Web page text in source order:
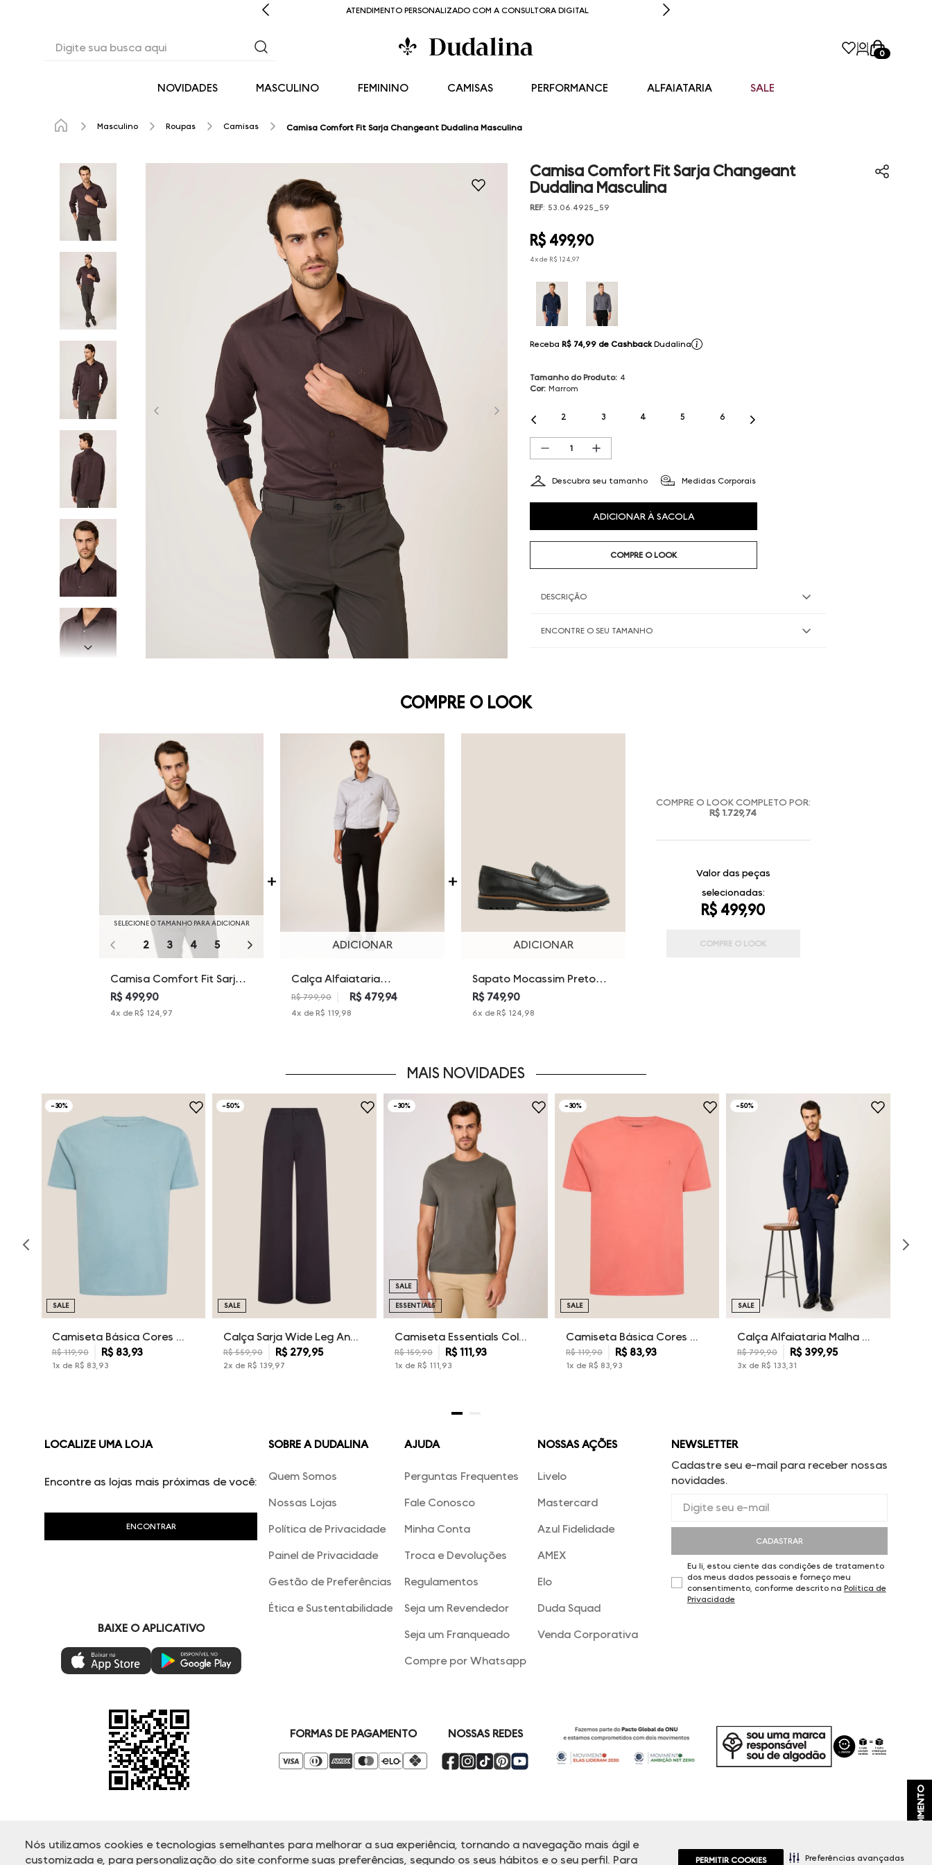
Nós utilizamos cookies e tecnologias semelhantes para melhorar a sua experiência, tornando a navegação mais ágil e
customizada e, para personalização do site conforme suas preferências, segundo os seus hábitos e o seu perfil. Para
PERMITIR COOKIES Preferências avançadas
ATENDIMENTO PERSONALIZADO COM A CONSULTORA DIGITAL
0
NOVIDADES MASCULINO FEMININO CAMISAS PERFORMANCE ALFAIATARIA SALE
ATENDIMENTO
Masculino Roupas Camisas Camisa Comfort Fit Sarja Changeant Dudalina Masculina
Camisa Comfort Fit Sarja Changeant
Dudalina Masculina
REF: 53.06.4925_59
R$ 499,90
4x de R$ 124,97
Receba R$ 74,99 de Cashback Dudalina
Tamanho do Produto: 4
Cor: Marrom
2 3 4 5 6
Descubra seu tamanho Medidas Corporais
ADICIONAR À SACOLA
COMPRE O LOOK
DESCRIÇÃO
ENCONTRE O SEU TAMANHO
COMPRE O LOOK
SELECIONE O TAMANHO PARA ADICIONAR
2 3 4 5
Camisa Comfort Fit Sarja
Changeant Dudalina
Masculina
R$ 499,90
4x de R$ 124,97
ADICIONAR
Calça Alfaiataria
Performance Uv+Stretch
Dudalina Masculina
R$ 799,90 R$ 479,94
4x de R$ 119,98
ADICIONAR
Sapato Mocassim Preto
Dudalina Masculino
R$ 749,90
6x de R$ 124,98
COMPRE O LOOK COMPLETO POR:
R$ 1.729,74
Valor das peças
selecionadas:
R$ 499,90
COMPRE O LOOK
MAIS NOVIDADES
-30%
Camiseta Básica Cores Dudalina Masculina
R$ 119,90 R$ 83,93
1x de R$ 83 93
SALE
-50%
Calça Sarja Wide Leg Ana Dudalina Feminina
R$ 559,90 R$ 279,95
2x de R$ 139, 97
SALE
-30%
Camiseta Essentials Color Dudalina Masculina
R$ 159,90 R$111,93
1x de R$ 111 93
SALE
ESSENTIALS
-30%
Camiseta Básica Cores Dudalina Masculina
R$ 119,90 R$ 83,93
1x de R$ 83 93
SALE
-50%
Calça Alfaiataria Malha Dudalina Masculina
R$ 799,90 R$ 399,95
3x de R$ 133 31
SALE
LOCALIZE UMA LOJA
Encontre as lojas mais próximas de você:
BAIXE O APLICATIVO
SOBRE A DUDALINA
Quem Somos
Nossas Lojas
Política de Privacidade
Painel de Privacidade
Gestão de Preferências
Ética e Sustentabilidade
AJUDA
Perguntas Frequentes
Fale Conosco
Minha Conta
Troca e Devoluções
Regulamentos
Seja um Revendedor
Seja um Franqueado
Compre por Whatsapp
NOSSAS AÇÕES
Livelo
Mastercard
Azul Fidelidade
AMEX
Elo
Duda Squad
Venda Corporativa
NEWSLETTER
Cadastre seu e-mail para receber nossas
novidades.
CADASTRAR
Eu li, estou ciente das condições de tratamento
dos meus dados pessoais e forneço meu
consentimento, conforme descrito na Política de
Privacidade
FORMAS DE PAGAMENTO NOSSAS REDES
© Copyright 2000-2025 - Todos os direitos reservados. A Dudalina reserva-se no direito de corrigir ou alterar informações como: preços, promoções e disponibilidade de estoque a qualquer momento.
Em caso de dúvidas:
0800 770 5510.